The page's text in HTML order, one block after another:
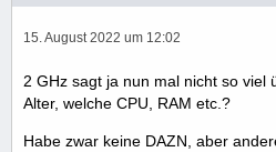
15. August 2022 um 12:02
2 GHz sagt ja nun mal nicht so viel
Alter, welche CPU, RAM etc.?
Habe zwar keine DAZN, aber